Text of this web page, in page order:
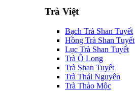
Trà Việt
Bạch Trà Shan Tuyết
Hồng Trà Shan Tuyết
Lục Trà Shan Tuyết
Trà Ô Long
Trà Shan Tuyết
Trà Thái Nguyên
Trà Thảo Mộc